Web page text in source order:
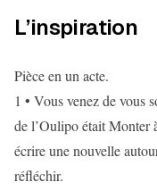
L’inspiration
Pièce en un acte.
1 • Vous venez de vous
de l’Oulipo était Monter
écrire une nouvelle
réfléchir.